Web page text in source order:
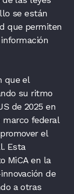
se están
que permiten
que el
su ritmo
de 2025 en
marco federal
el
Esta
MiCA en la
de
a otras